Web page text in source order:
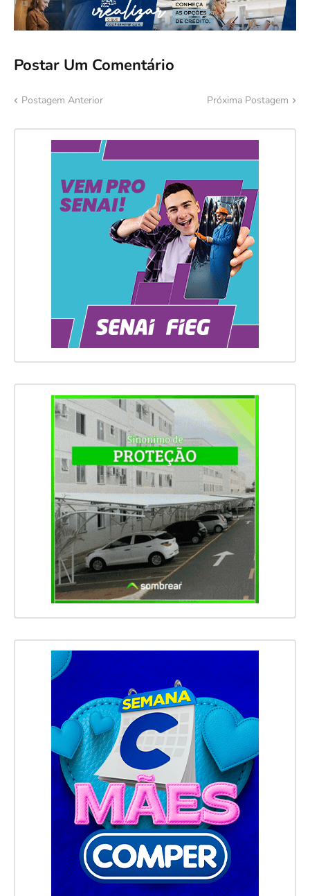
Postar Um Comentário
Postagem Anterior Próxima Postagem